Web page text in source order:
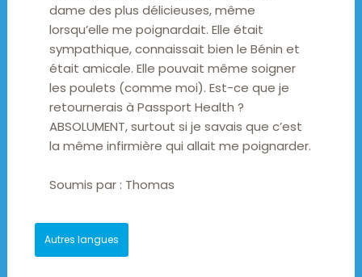
dame des plus délicieuses, même
lorsqu’elle me poignardait. Elle était
sympathique, connaissait bien le Bénin et
était amicale. Elle pouvait même soigner
les poulets (comme moi). Est-ce que je
retournerais à Passport Health ?
ABSOLUMENT, surtout si je savais que c’est
la même infirmière qui allait me poignarder.
Soumis par : Thomas
Autres langues